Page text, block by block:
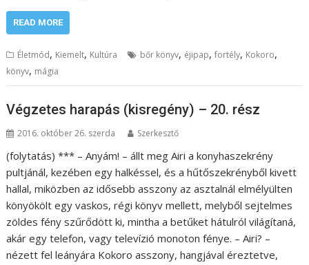
READ MORE
Életmód, Kiemelt, Kultúra bőr könyv, éjipap,fortély, Kokoro,
könyv, mágia
Végzetes harapás (kisregény) – 20. rész
2016. október 26. szerda Szerkesztő
(folytatás) *** – Anyám! – állt meg Airi a konyhaszekrény
pultjánál, kezében egy halkéssel, és a hűtőszekrényből kivett
hallal, miközben az idősebb asszony az asztalnál elmélyülten
könyökölt egy vaskos, régi könyv mellett, melyből sejtelmes
zöldes fény szűrődött ki, mintha a betűket hátulról világítaná,
akár egy telefon, vagy televízió monoton fénye. – Airi? –
nézett fel leányára Kokoro asszony, hangjával éreztetve,